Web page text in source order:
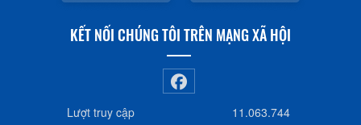
KẾT NỐI CHÚNG TÔI TRÊN MẠNG XÃ HỘI
Lượt truy cập
11.063.744